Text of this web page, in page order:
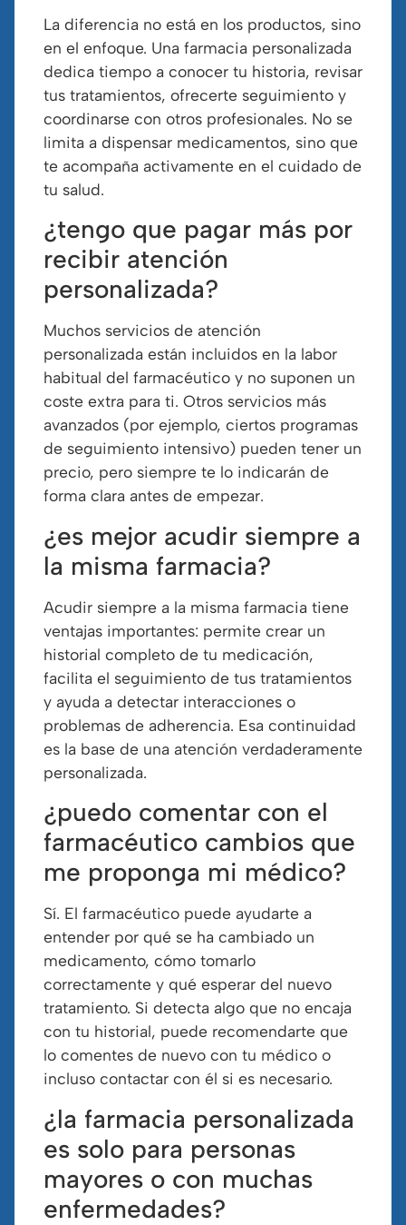
La diferencia no está en los productos, sino
en el enfoque. Una farmacia personalizada
dedica tiempo a conocer tu historia, revisar
tus tratamientos, ofrecerte seguimiento y
coordinarse con otros profesionales. No se
limita a dispensar medicamentos, sino que
te acompaña activamente en el cuidado de
tu salud.
¿tengo que pagar más por
recibir atención
personalizada?
Muchos servicios de atención
personalizada están incluidos en la labor
habitual del farmacéutico y no suponen un
coste extra para ti. Otros servicios más
avanzados (por ejemplo, ciertos programas
de seguimiento intensivo) pueden tener un
precio, pero siempre te lo indicarán de
forma clara antes de empezar.
¿es mejor acudir siempre a
la misma farmacia?
Acudir siempre a la misma farmacia tiene
ventajas importantes: permite crear un
historial completo de tu medicación,
facilita el seguimiento de tus tratamientos
y ayuda a detectar interacciones o
problemas de adherencia. Esa continuidad
es la base de una atención verdaderamente
personalizada.
¿puedo comentar con el
farmacéutico cambios que
me proponga mi médico?
Sí. El farmacéutico puede ayudarte a
entender por qué se ha cambiado un
medicamento, cómo tomarlo
correctamente y qué esperar del nuevo
tratamiento. Si detecta algo que no encaja
con tu historial, puede recomendarte que
lo comentes de nuevo con tu médico o
incluso contactar con él si es necesario.
¿la farmacia personalizada
es solo para personas
mayores o con muchas
enfermedades?